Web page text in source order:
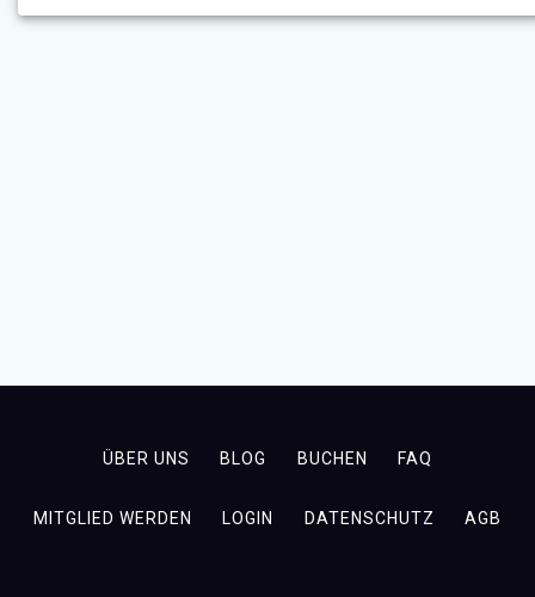
ÜBER UNS BLOG BUCHEN FAQ
MITGLIED WERDEN LOGIN DATENSCHUTZ AGB